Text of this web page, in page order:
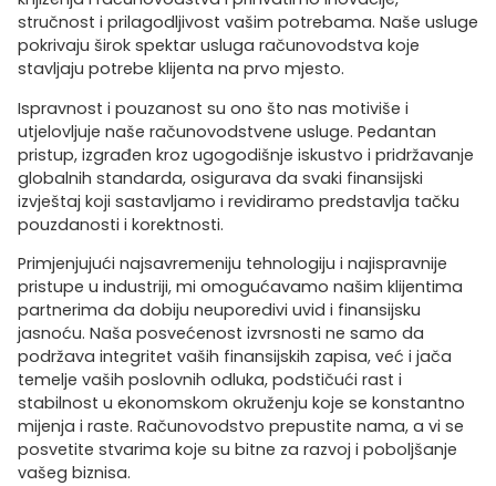
stručnost i prilagodljivost vašim potrebama. Naše usluge
pokrivaju širok spektar usluga računovodstva koje
stavljaju potrebe klijenta na prvo mjesto.
Ispravnost i pouzanost su ono što nas motiviše i
utjelovljuje naše računovodstvene usluge. Pedantan
pristup, izgrađen kroz ugogodišnje iskustvo i pridržavanje
globalnih standarda, osigurava da svaki finansijski
izvještaj koji sastavljamo i revidiramo predstavlja tačku
pouzdanosti i korektnosti.
Primjenjujući najsavremeniju tehnologiju i najispravnije
pristupe u industriji, mi omogućavamo našim klijentima
partnerima da dobiju neuporedivi uvid i finansijsku
jasnoću. Naša posvećenost izvrsnosti ne samo da
podržava integritet vaših finansijskih zapisa, već i jača
temelje vaših poslovnih odluka, podstičući rast i
stabilnost u ekonomskom okruženju koje se konstantno
mijenja i raste. Računovodstvo prepustite nama, a vi se
posvetite stvarima koje su bitne za razvoj i poboljšanje
vašeg biznisa.